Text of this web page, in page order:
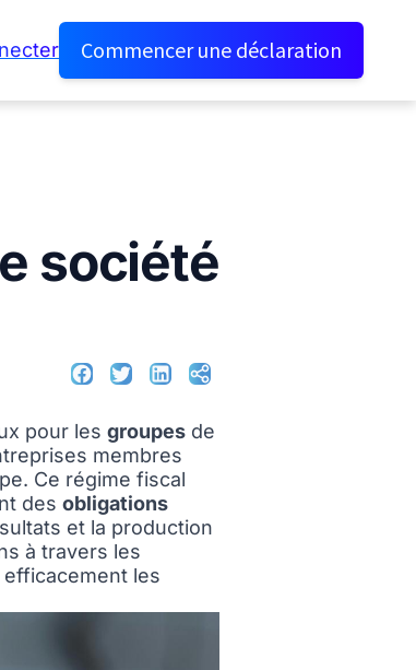
Commencer une déclaration
société
pour les groupes de
membres
Ce régime fiscal
des obligations
et la production
à travers les
les